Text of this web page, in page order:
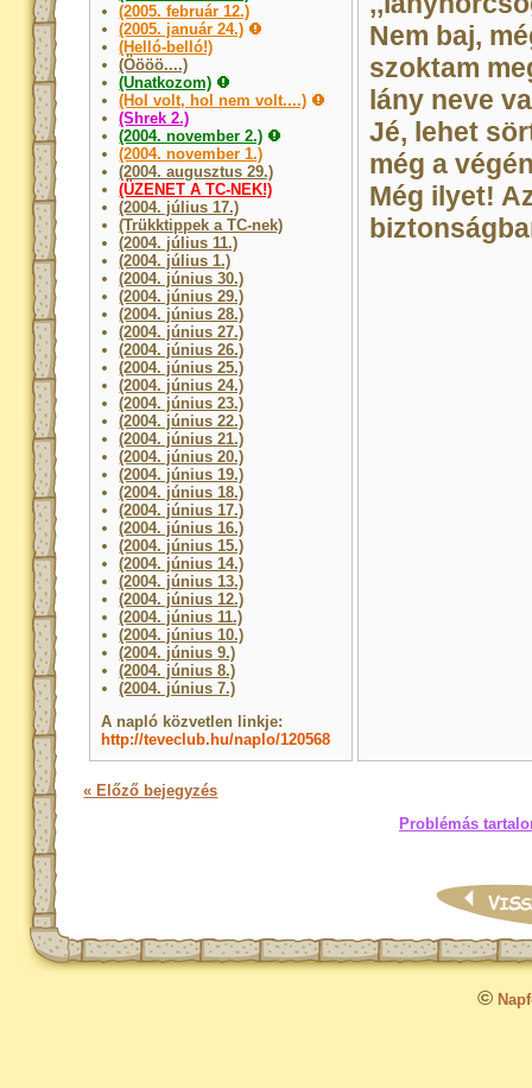
(2005. február 12.)
(2005. január 24.)
(Helló-belló!)
(Öööö....)
(Unatkozom)
(Hol volt, hol nem volt....)
(Shrek 2.)
(2004. november 2.)
(2004. november 1.)
(2004. augusztus 29.)
(ÜZENET A TC-NEK!)
(2004. július 17.)
(Trükktippek a TC-nek)
(2004. július 11.)
(2004. július 1.)
(2004. június 30.)
(2004. június 29.)
(2004. június 28.)
(2004. június 27.)
(2004. június 26.)
(2004. június 25.)
(2004. június 24.)
(2004. június 23.)
(2004. június 22.)
(2004. június 21.)
(2004. június 20.)
(2004. június 19.)
(2004. június 18.)
(2004. június 17.)
(2004. június 16.)
(2004. június 15.)
(2004. június 14.)
(2004. június 13.)
(2004. június 12.)
(2004. június 11.)
(2004. június 10.)
(2004. június 9.)
(2004. június 8.)
(2004. június 7.)
A napló közvetlen linkje:
http://teveclub.hu/naplo/120568
Nem baj,
szoktam
lány neve
Jé, lehet
még a
Még ilyet!
« Előző bejegyzés
Problémás
©